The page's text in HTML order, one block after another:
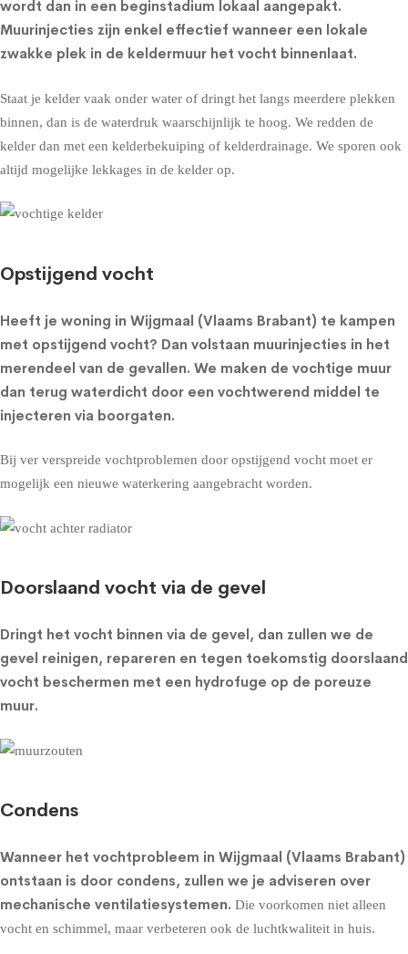
wordt dan in een beginstadium lokaal aangepakt.
Muurinjecties zijn enkel effectief wanneer een lokale
zwakke plek in de keldermuur het vocht binnenlaat.
Staat je kelder vaak onder water of dringt het langs meerdere plekken
binnen, dan is de waterdruk waarschijnlijk te hoog. We redden de
kelder dan met een kelderbekuiping of kelderdrainage. We sporen ook
altijd mogelijke lekkages in de kelder op.
Opstijgend vocht
Heeft je woning in Wijgmaal (Vlaams Brabant) te kampen
met opstijgend vocht? Dan volstaan muurinjecties in het
merendeel van de gevallen. We maken de vochtige muur
dan terug waterdicht door een vochtwerend middel te
injecteren via boorgaten.
Bij ver verspreide vochtproblemen door opstijgend vocht moet er
mogelijk een nieuwe waterkering aangebracht worden.
Doorslaand vocht via de gevel
Dringt het vocht binnen via de gevel, dan zullen we de
gevel reinigen, repareren en tegen toekomstig doorslaand
vocht beschermen met een hydrofuge op de poreuze
muur.
Condens
Wanneer het vochtprobleem in Wijgmaal (Vlaams Brabant)
ontstaan is door condens, zullen we je adviseren over
mechanische ventilatiesystemen. Die voorkomen niet alleen
vocht en schimmel, maar verbeteren ook de luchtkwaliteit in huis.